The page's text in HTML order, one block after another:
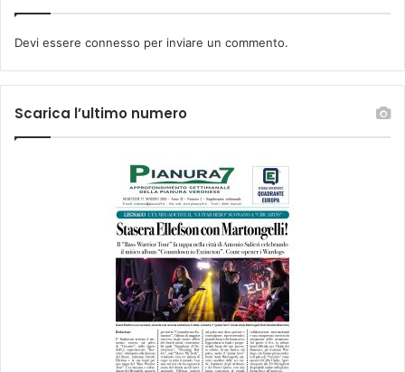
Devi essere connesso per inviare un commento.
Scarica l’ultimo numero